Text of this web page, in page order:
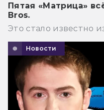
Пятая «Матрица»
Bros.
Это стало известно
Новости